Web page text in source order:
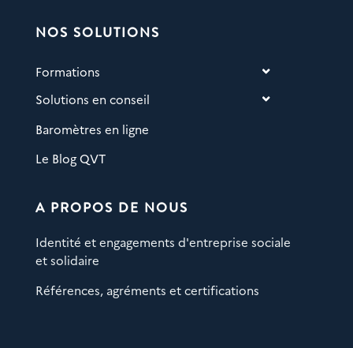
NOS SOLUTIONS
Formations
Solutions en conseil
Baromètres en ligne
Le Blog QVT
A PROPOS DE NOUS
Identité et engagements d'entreprise sociale
et solidaire
Références, agréments et certifications